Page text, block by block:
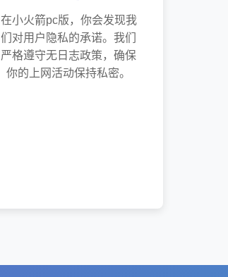
在小火箭pc版，你会发现我
们对用户隐私的承诺。我们
严格遵守无日志政策，确保
你的上网活动保持私密。